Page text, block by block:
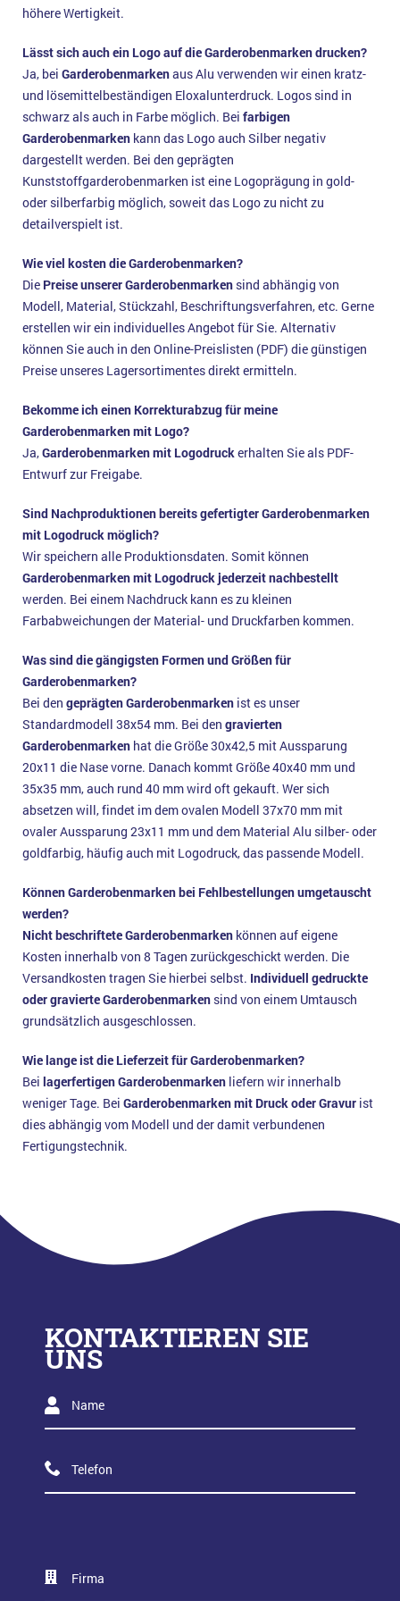
höhere Wertigkeit.
Lässt sich auch ein Logo auf die Garderobenmarken drucken?
Ja, bei Garderobenmarkenaus Alu verwenden wir einen kratz-
und lösemittelbeständigen Eloxalunterdruck. Logos sind in
schwarz als auch in Farbe möglich. Bei farbigen
Garderobenmarken kann das Logo auch Silber negativ
dargestellt werden. Bei den geprägten
Kunststoffgarderobenmarken ist eine Logoprägung in gold-
oder silberfarbig möglich, soweit das Logo zu nicht zu
detailverspielt ist.
Wie viel kosten die Garderobenmarken?
Die Preise unserer Garderobenmarken sind abhängig von
Modell, Material, Stückzahl, Beschriftungsverfahren, etc. Gerne
erstellen wir ein individuelles Angebot für Sie. Alternativ
können Sie auch in den Online-Preislisten (PDF) die günstigen
Preise unseres Lagersortimentes direkt ermitteln.
Bekomme ich einen Korrekturabzug für meine
Garderobenmarken mit Logo?
Ja,Garderobenmarken mit Logodruckerhalten Sie als PDF-
Entwurf zur Freigabe.
Sind Nachproduktionen bereits gefertigter Garderobenmarken
mit Logodruck möglich?
Wir speichern alle Produktionsdaten. Somit können
Garderobenmarken mit Logodruckjederzeit nachbestellt
werden. Bei einem Nachdruck kann es zu kleinen
Farbabweichungen der Material- und Druckfarben kommen.
Was sind die gängigsten Formen und Größen für
Garderobenmarken?
Bei den geprägten Garderobenmarken ist es unser
Standardmodell 38x54 mm. Bei den gravierten
Garderobenmarken hat die Größe 30x42,5 mit Aussparung
20x11 die Nase vorne. Danach kommt Größe 40x40 mm und
35x35 mm, auch rund 40 mm wird oft gekauft. Wer sich
absetzen will, findet im dem ovalen Modell 37x70 mm mit
ovaler Aussparung 23x11 mm und dem Material Alu silber- oder
goldfarbig, häufig auch mit Logodruck, das passende Modell.
Können Garderobenmarken bei Fehlbestellungen umgetauscht
werden?
Nicht beschriftete Garderobenmarken können auf eigene
Kosten innerhalb von 8 Tagen zurückgeschickt werden. Die
Versandkosten tragen Sie hierbei selbst. Individuell gedruckte
oder gravierte Garderobenmarken sind von einem Umtausch
grundsätzlich ausgeschlossen.
Wie lange ist die Lieferzeit für Garderobenmarken?
Bei lagerfertigen Garderobenmarken liefern wir innerhalb
weniger Tage. Bei Garderobenmarken mit Druck oder Gravur ist
dies abhängig vom Modell und der damit verbundenen
Fertigungstechnik.
KONTAKTIEREN SIE
UNS